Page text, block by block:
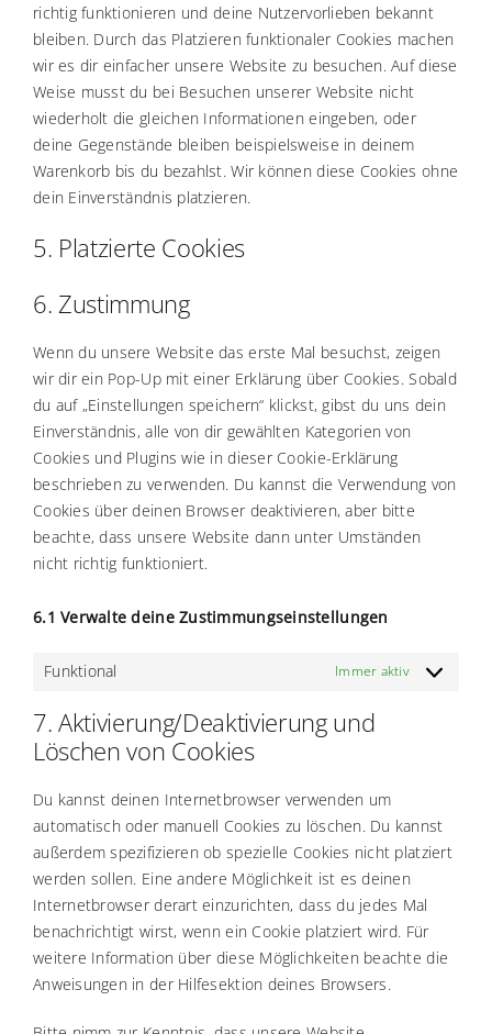
richtig funktionieren und deine Nutzervorlieben bekannt
bleiben. Durch das Platzieren funktionaler Cookies machen
wir es dir einfacher unsere Website zu besuchen. Auf diese
Weise musst du bei Besuchen unserer Website nicht
wiederholt die gleichen Informationen eingeben, oder
deine Gegenstände bleiben beispielsweise in deinem
Warenkorb bis du bezahlst. Wir können diese Cookies ohne
dein Einverständnis platzieren.
5. Platzierte Cookies
6. Zustimmung
Wenn du unsere Website das erste Mal besuchst, zeigen
wir dir ein Pop-Up mit einer Erklärung über Cookies. Sobald
du auf „Einstellungen speichern“ klickst, gibst du uns dein
Einverständnis, alle von dir gewählten Kategorien von
Cookies und Plugins wie in dieser Cookie-Erklärung
beschrieben zu verwenden. Du kannst die Verwendung von
Cookies über deinen Browser deaktivieren, aber bitte
beachte, dass unsere Website dann unter Umständen
nicht richtig funktioniert.
6.1 Verwalte deine Zustimmungseinstellungen
Funktional Immer aktiv
7. Aktivierung/Deaktivierung und
Löschen von Cookies
Du kannst deinen Internetbrowser verwenden um
automatisch oder manuell Cookies zu löschen. Du kannst
außerdem spezifizieren ob spezielle Cookies nicht platziert
werden sollen. Eine andere Möglichkeit ist es deinen
Internetbrowser derart einzurichten, dass du jedes Mal
benachrichtigt wirst, wenn ein Cookie platziert wird. Für
weitere Information über diese Möglichkeiten beachte die
Anweisungen in der Hilfesektion deines Browsers.